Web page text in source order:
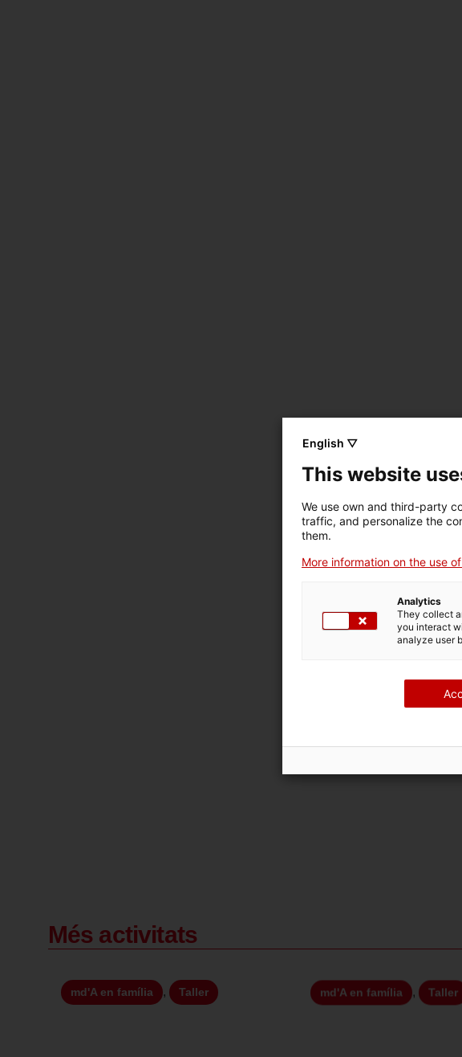
Més activitats
md'A en família , Taller md'A en família Taller
English ▽
This website
We use own and third-party
traffic, and personalize the
them.
More information on the use
Analytics
They collect
you interact
analyze user